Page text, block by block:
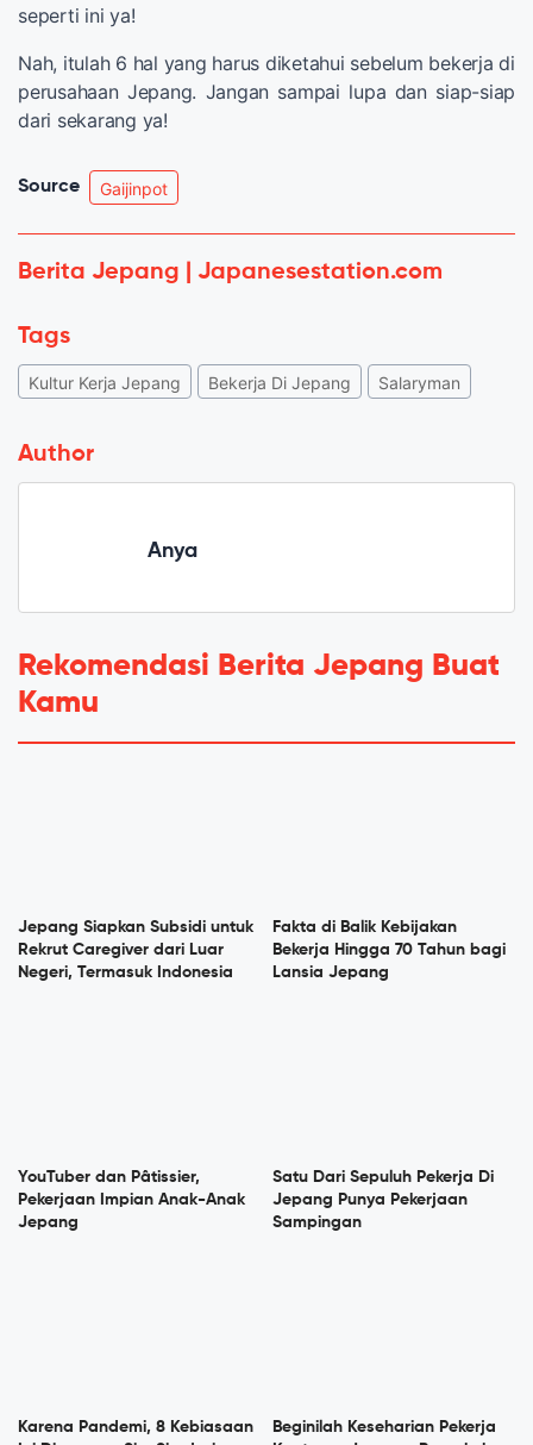
seperti ini ya!
Nah, itulah 6 hal yang harus diketahui sebelum bekerja di
perusahaan Jepang. Jangan sampai lupa dan siap-siap
dari sekarang ya!
Source Gaijinpot
Berita Jepang | Japanesestation.com
Tags
Kultur Kerja Jepang Bekerja Di Jepang Salaryman
Author
Anya
Rekomendasi Berita Jepang Buat
Kamu
Jepang Siapkan Subsidi untuk
Rekrut Caregiver dari Luar
Negeri, Termasuk Indonesia
Fakta di Balik Kebijakan
Bekerja Hingga 70 Tahun bagi
Lansia Jepang
YouTuber dan Pâtissier,
Pekerjaan Impian Anak-Anak
Jepang
Satu Dari Sepuluh Pekerja Di
Jepang Punya Pekerjaan
Sampingan
Karena Pandemi, 8 Kebiasaan
Beginilah Keseharian Pekerja